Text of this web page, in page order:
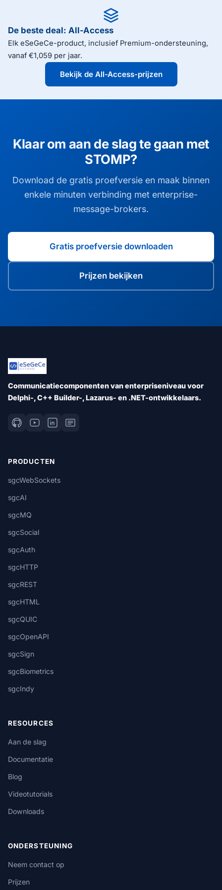
stand te houden en verbroken sessies te
detecteren. STOMP draait over het WebSocket-
transport voor browsercompatibele messaging.
iOS en Android. Download de gratis proefversie
om de STOMP-client in je eigen project te
evalueren.
De beste deal: All-Access
Elk eSeGeCe-product, inclusief Premium-ondersteuning,
vanaf €1,059 per jaar.
Bekijk de All-Access-prijzen
Klaar om aan de slag te gaan met
STOMP?
Download de gratis proefversie en maak binnen
enkele minuten verbinding met enterprise-
message-brokers.
Gratis proefversie downloaden
Prijzen bekijken
Communicatiecomponenten van enterpriseniveau voor
Delphi-, C++ Builder-, Lazarus- en .NET-ontwikkelaars.
PRODUCTEN
sgcWebSockets
sgcAI
sgcMQ
sgcSocial
sgcAuth
sgcHTTP
sgcREST
sgcHTML
sgcQUIC
sgcOpenAPI
sgcSign
sgcBiometrics
sgcIndy
RESOURCES
Aan de slag
Documentatie
Blog
Videotutorials
Downloads
ONDERSTEUNING
Neem contact op
Prijzen